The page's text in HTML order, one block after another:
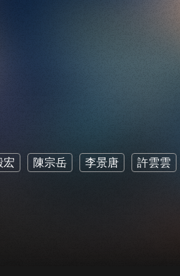
宏 陳宗岳 李景唐 許雲雲